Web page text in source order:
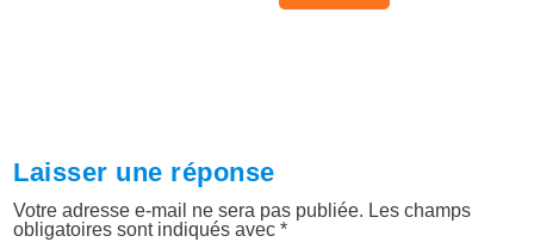
Laisser une réponse
Votre adresse e-mail ne sera pas publiée. Les champs
obligatoires sont indiqués avec*